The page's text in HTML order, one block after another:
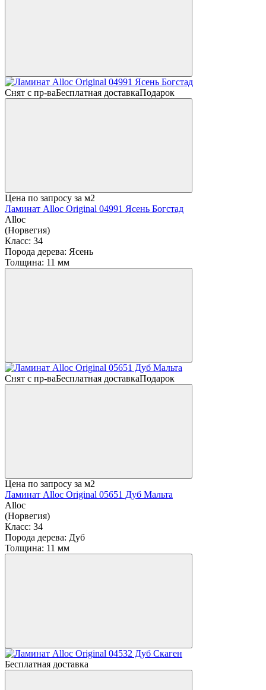
Снят с пр-ваБесплатная доставкаПодарок
Цена по запросу за м2
Ламинат Alloc Original 04991 Ясень Богстад
Alloc
(Норвегия)
Класс: 34
Порода дерева: Ясень
Толщина: 11 мм
Снят с пр-ваБесплатная доставкаПодарок
Цена по запросу за м2
Ламинат Alloc Original 05651 Дуб Мальта
Alloc
(Норвегия)
Класс: 34
Порода дерева: Дуб
Толщина: 11 мм
Бесплатная доставка